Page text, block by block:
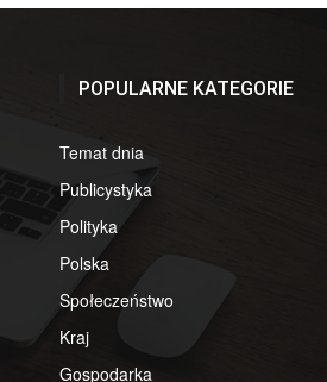
POPULARNE KATEGORIE
Temat dnia
Publicystyka
Polityka
Polska
Społeczeństwo
Kraj
Gospodarka